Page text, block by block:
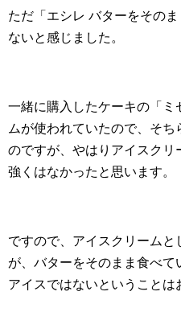
ただ「エシレ バターをその
ないと感じました。
一緒に購入したケーキの「
ムが使われていたので、そ
のですが、やはりアイスク
強くはなかったと思います。
ですので、アイスクリーム
が、バターをそのまま食べ
アイスではないということは